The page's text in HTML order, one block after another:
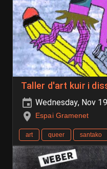
Taller d'art kuir i
Wednesday, Nov
Espai Gramenet
art queer santako